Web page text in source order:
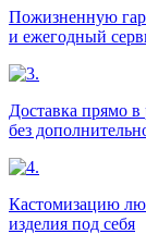
Пожизненную
и ежегодный
Доставка прямо в
без
Кастомизацию
изделия под себя